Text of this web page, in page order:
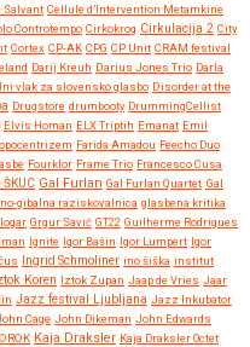
Salvant Cellule d’Intervention Metamkine
Controtempo Cirkokrog Cirkulacija 2 City
Cortex CP-AK CPG CP Unit CRAM festival
Darij Kreuh Darius Jones Trio Darla
vlak za slovensko glasbo Disorder at the
Drugstore drumbooty DrummingCellist
Elvis Homan ELX Triptih Emanat Emil
Farida Amadou Feecho Duo
Fourklor Frame Trio Francesco Cusa
Gal Furlan Gal Furlan Quartet Gal
gibalna raziskovalnica glasbena kritika
Grgur Savić GT22 Guilherme Rodrigues
Ignite Igor Bašin Igor Lumpert Igor
Ingrid Schmoliner ino šiška institut
Koren Iztok Zupan Jaap de Vries Jaar
Jazz festival Ljubljana Jazz Inkubator
Cage John Dikeman John Edwards
Kaja Draksler Kaja Draksler Octet